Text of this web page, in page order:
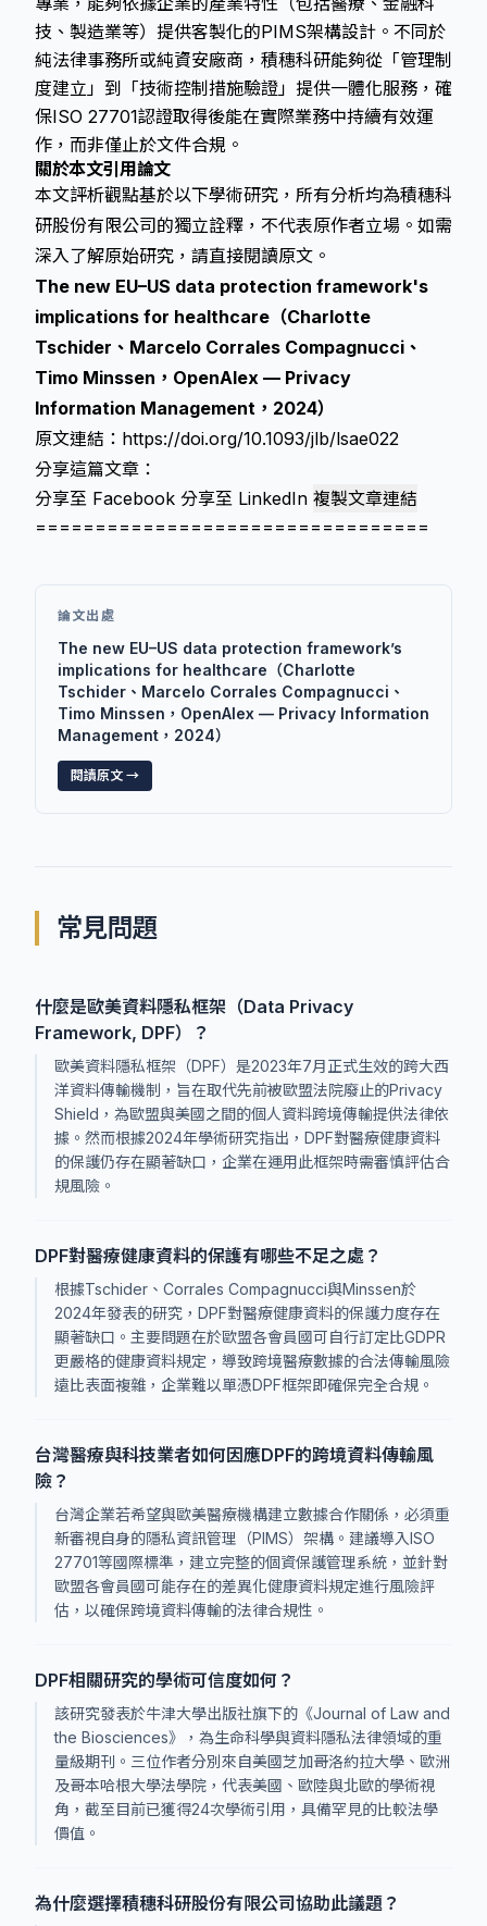
技、製造業等）提供客製化的PIMS架構設計。不同於
純法律事務所或純資安廠商，積穗科研能夠從「管理制
度建立」到「技術控制措施驗證」提供一體化服務，確
保ISO 27701認證取得後能在實際業務中持續有效運
作，而非僅止於文件合規。
關於本文引用論文
本文評析觀點基於以下學術研究，所有分析均為積穗科
研股份有限公司的獨立詮釋，不代表原作者立場。如需
深入了解原始研究，請直接閱讀原文。
The new EU–US data protection framework's
implications for healthcare（Charlotte
Tschider、Marcelo Corrales Compagnucci、
Timo Minssen，OpenAlex — Privacy
Information Management，2024）
原文連結： https://doi.org/10.1093/jlb/lsae022
分享這篇文章：
分享至 Facebook 分享至 LinkedIn 複製文章連結
=================================
論文出處
The new EU–US data protection framework’s
implications for healthcare（Charlotte
Tschider、Marcelo Corrales Compagnucci、
Timo Minssen，OpenAlex — Privacy Information
Management，2024）
閱讀原文 →
常見問題
什麼是歐美資料隱私框架（Data Privacy
Framework, DPF）？
歐美資料隱私框架（DPF）是2023年7月正式生效的跨大西
洋資料傳輸機制，旨在取代先前被歐盟法院廢止的Privacy
Shield，為歐盟與美國之間的個人資料跨境傳輸提供法律依
據。然而根據2024年學術研究指出，DPF對醫療健康資料
的保護仍存在顯著缺口，企業在運用此框架時需審慎評估合
規風險。
DPF對醫療健康資料的保護有哪些不足之處？
根據Tschider、Corrales Compagnucci與Minssen於
2024年發表的研究，DPF對醫療健康資料的保護力度存在
顯著缺口。主要問題在於歐盟各會員國可自行訂定比GDPR
更嚴格的健康資料規定，導致跨境醫療數據的合法傳輸風險
遠比表面複雜，企業難以單憑DPF框架即確保完全合規。
台灣醫療與科技業者如何因應DPF的跨境資料傳輸風
險？
台灣企業若希望與歐美醫療機構建立數據合作關係，必須重
新審視自身的隱私資訊管理（PIMS）架構。建議導入ISO
27701等國際標準，建立完整的個資保護管理系統，並針對
歐盟各會員國可能存在的差異化健康資料規定進行風險評
估，以確保跨境資料傳輸的法律合規性。
DPF相關研究的學術可信度如何？
該研究發表於牛津大學出版社旗下的《Journal of Law and
the Biosciences》，為生命科學與資料隱私法律領域的重
量級期刊。三位作者分別來自美國芝加哥洛約拉大學、歐洲
及哥本哈根大學法學院，代表美國、歐陸與北歐的學術視
角，截至目前已獲得24次學術引用，具備罕見的比較法學
價值。
為什麼選擇積穗科研股份有限公司協助此議題？